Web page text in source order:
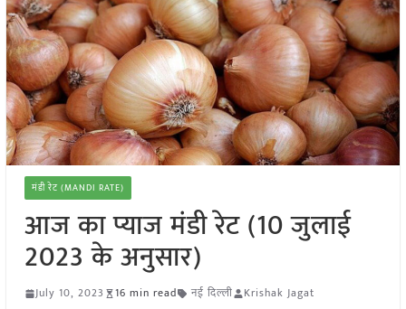
मंडी रेट (MANDI RATE)
आज का प्याज मंडी रेट (10 जुलाई
2023 के अनुसार)
July 10, 2023 16 min read नई दिल्ली Krishak Jagat